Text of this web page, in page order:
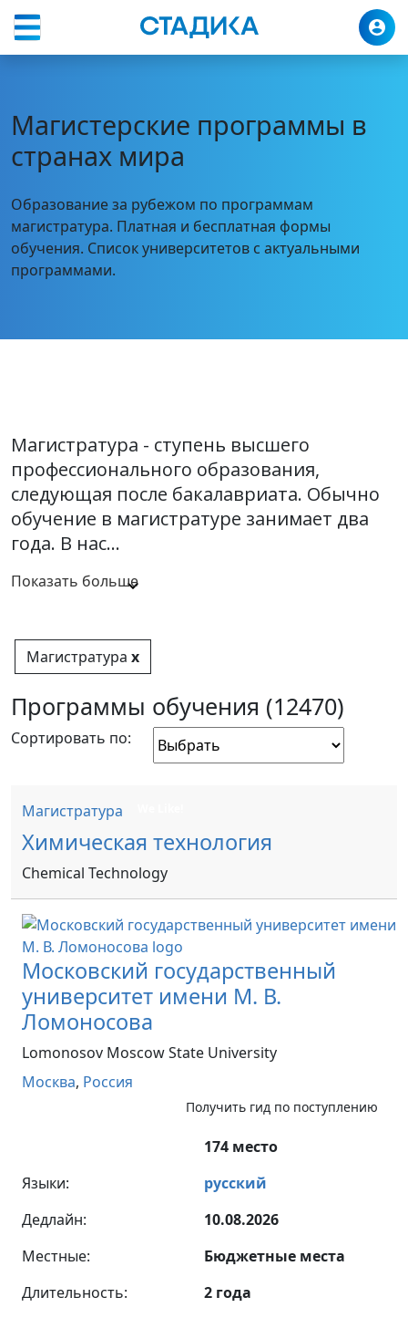
Программы Магистратура
Магистерские программы в
странах мира
Образование за рубежом по программам
магистратура. Платная и бесплатная формы
обучения. Список университетов с актуальными
программами.
Магистратура - ступень высшего
профессионального образования,
следующая после бакалавриата. Обычно
обучение в магистратуре занимает два
года. В нас...
Показать больше
Магистратура x
Программы обучения (12470)
Сортировать по:
Магистратура
Химическая технология
Chemical Technology
Московский государственный
университет имени М. В.
Ломоносова
Lomonosov Moscow State University
Москва, Россия
Получить гид по поступлению
174 место
Языки:
русский
Дедлайн:
10.08.2026
Местные:
Бюджетные места
Длительность:
2 года